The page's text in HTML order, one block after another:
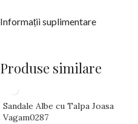
Informații suplimentare
Produse similare
Sandale Albe cu Talpa Joasa
Vagam0287